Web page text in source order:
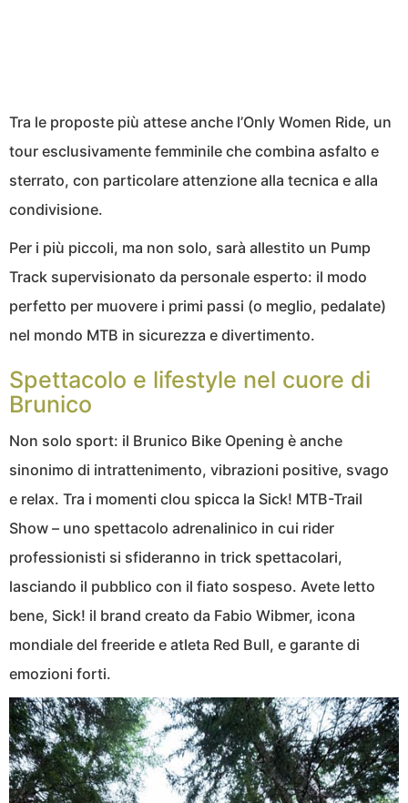
Tra le proposte più attese anche l’Only Women Ride, un
tour esclusivamente femminile che combina asfalto e
sterrato, con particolare attenzione alla tecnica e alla
condivisione.
Per i più piccoli, ma non solo, sarà allestito un Pump
Track supervisionato da personale esperto: il modo
perfetto per muovere i primi passi (o meglio, pedalate)
nel mondo MTB in sicurezza e divertimento.
Spettacolo e lifestyle nel cuore di
Brunico
Non solo sport: il Brunico Bike Opening è anche
sinonimo di intrattenimento, vibrazioni positive, svago
e relax. Tra i momenti clou spicca la Sick! MTB-Trail
Show – uno spettacolo adrenalinico in cui rider
professionisti si sfideranno in trick spettacolari,
lasciando il pubblico con il fiato sospeso. Avete letto
bene, Sick! il brand creato da Fabio Wibmer, icona
mondiale del freeride e atleta Red Bull, e garante di
emozioni forti.